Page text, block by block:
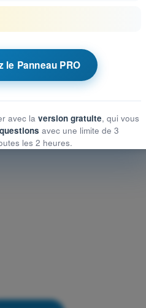
- Examen CATS
le Panneau PRO
avec la version gratuite, qui vous
avec une limite de 3
les 2 heures.